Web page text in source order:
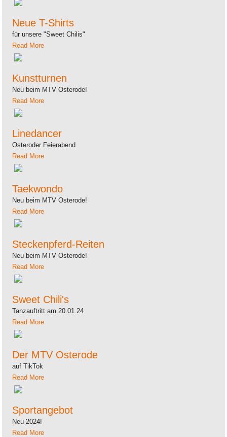
Neue T-Shirts
für unsere "Sweet Chilis"
Read More
Kunstturnen
Neu beim MTV Osterode!
Read More
Linedancer
Osteroder Feierabend
Read More
Taekwondo
Neu beim MTV Osterode!
Read More
Steckenpferd-Reiten
Neu beim MTV Osterode!
Read More
Sweet Chili's
Tanzauftritt am 20.01.24
Read More
Der MTV Osterode
auf TikTok
Read More
Sportangebot
Neu 2024!
Read More